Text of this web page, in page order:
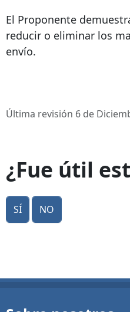
El Proponente
reducir o eliminar los
envío.
Última revisión 6 de
¿Fue útil
Sí No